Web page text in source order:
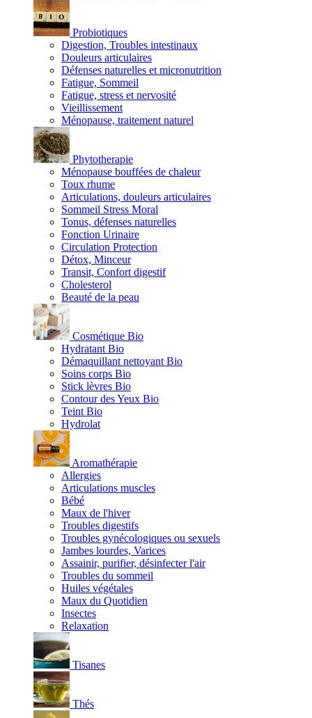
Probiotiques
Digestion, Troubles intestinaux
Douleurs articulaires
Défenses naturelles et micronutrition
Fatigue, Sommeil
Fatigue, stress et nervosité
Vieillissement
Ménopause, traitement naturel
Phytotherapie
Ménopause bouffées de chaleur
Toux rhume
Articulations, douleurs articulaires
Sommeil Stress Moral
Tonus, défenses naturelles
Fonction Urinaire
Circulation Protection
Détox, Minceur
Transit, Confort digestif
Cholesterol
Beauté de la peau
Cosmétique Bio
Hydratant Bio
Démaquillant nettoyant Bio
Soins corps Bio
Stick lèvres Bio
Contour des Yeux Bio
Teint Bio
Hydrolat
Aromathérapie
Allergies
Articulations muscles
Bébé
Maux de l'hiver
Troubles digestifs
Troubles gynécologiques ou sexuels
Jambes lourdes, Varices
Assainir, purifier, désinfecter l'air
Troubles du sommeil
Huiles végétales
Maux du Quotidien
Insectes
Relaxation
Tisanes
Thés